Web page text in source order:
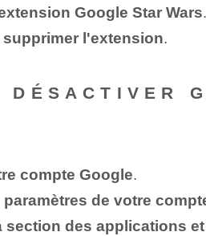
Google Star Wars.
l'extension.
DÉSACTIVER
compte Google.
de votre
section des applications